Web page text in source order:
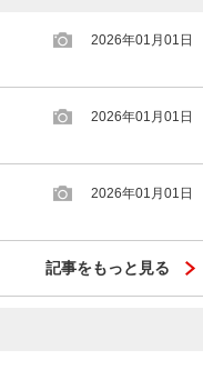
2026年01月01日
2026年01月01日
2026年01月01日
記事をもっと見る